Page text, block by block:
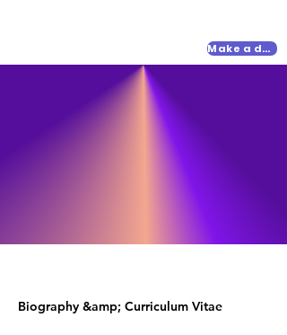
Make a donation
Biography &amp; Curriculum Vitae